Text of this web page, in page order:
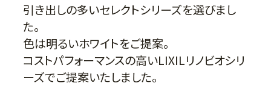
引き出しの多いセレクトシリーズを選びまし
た。
色は明るいホワイトをご提案。
コストパフォーマンスの高いLIXILリノビオシリ
ーズでご提案いたしました。